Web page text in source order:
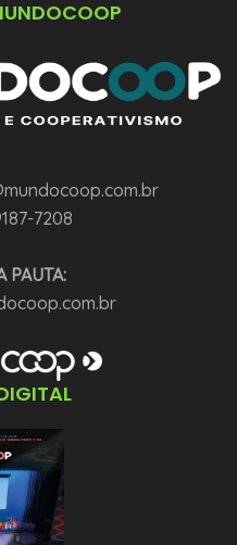
7208
PAUTA: